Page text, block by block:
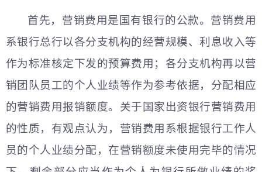
首先，营销费用是国有银行的公款。营销费用
系银行总行以各分支机构的经营规模、利息收入等
作为标准核定下发的预算费用；各分支机构再以营
销团队员工的个人业绩等作为参考依据，分配相应
的营销费用报销额度。关于国家出资银行营销费用
的性质，有观点认为，营销费用系根据银行工作人
员的个人业绩分配，在营销额度未使用完毕的情况